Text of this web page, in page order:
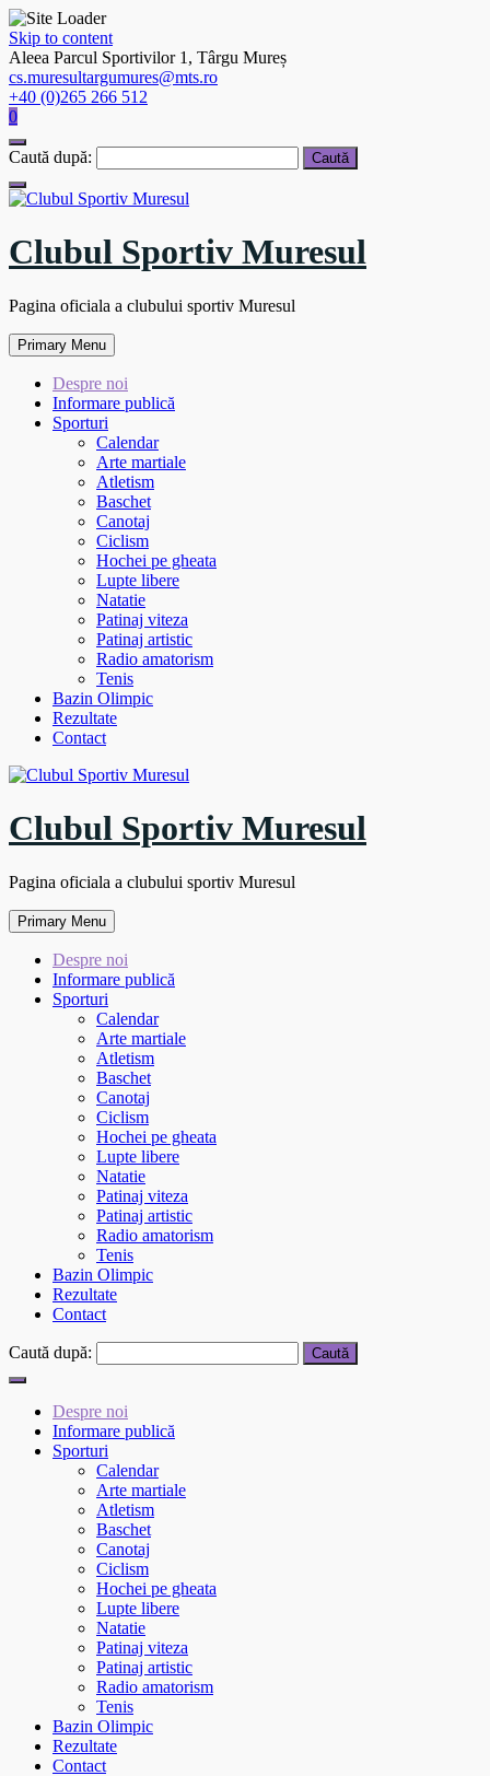
Skip to content
Aleea Parcul Sportivilor 1, Târgu Mureș
cs.muresultargumures@mts.ro
+40 (0)265 266 512
0
Caută după:
Clubul Sportiv Muresul
Pagina oficiala a clubului sportiv Muresul
Primary Menu
Despre noi
Informare publică
Sporturi
Calendar
Arte martiale
Atletism
Baschet
Canotaj
Ciclism
Hochei pe gheata
Lupte libere
Natatie
Patinaj viteza
Patinaj artistic
Radio amatorism
Tenis
Bazin Olimpic
Rezultate
Contact
Clubul Sportiv Muresul
Pagina oficiala a clubului sportiv Muresul
Primary Menu
Despre noi
Informare publică
Sporturi
Calendar
Arte martiale
Atletism
Baschet
Canotaj
Ciclism
Hochei pe gheata
Lupte libere
Natatie
Patinaj viteza
Patinaj artistic
Radio amatorism
Tenis
Bazin Olimpic
Rezultate
Contact
Caută după:
Despre noi
Informare publică
Sporturi
Calendar
Arte martiale
Atletism
Baschet
Canotaj
Ciclism
Hochei pe gheata
Lupte libere
Natatie
Patinaj viteza
Patinaj artistic
Radio amatorism
Tenis
Bazin Olimpic
Rezultate
Contact